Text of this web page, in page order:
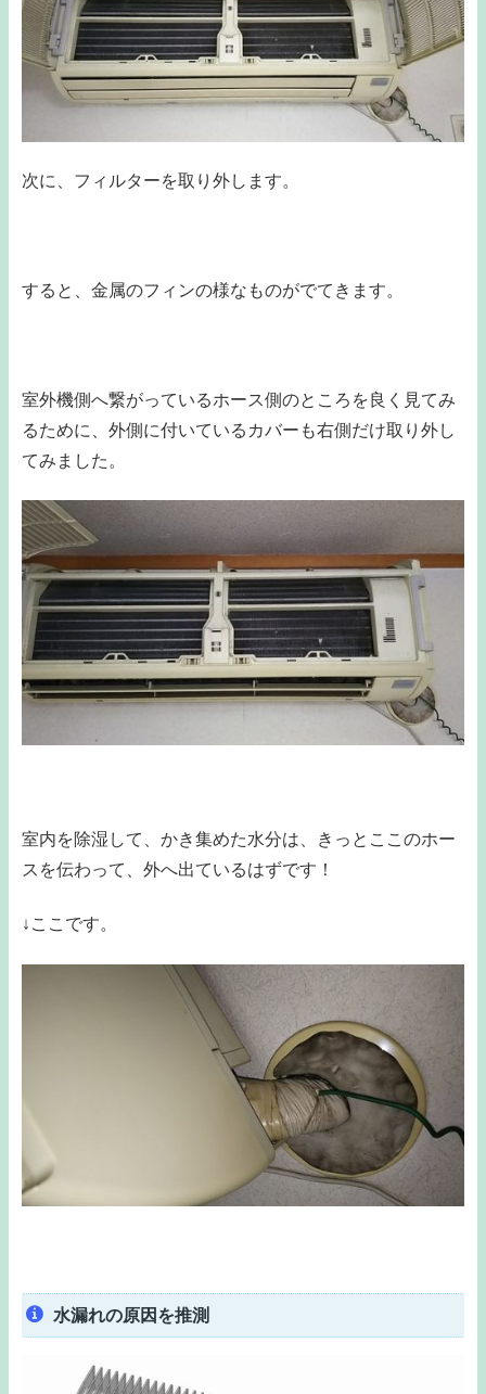
次に、フィルターを取り外します。
すると、金属のフィンの様なものがでてきます。
室外機側へ繋がっているホース側のところを良く見てみ
るために、外側に付いているカバーも右側だけ取り外し
てみました。
室内を除湿して、かき集めた水分は、きっとここのホー
スを伝わって、外へ出ているはずです！
↓ここです。
水漏れの原因を推測